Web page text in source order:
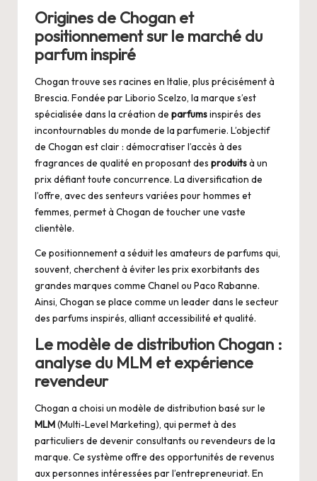
Origines de Chogan et
positionnement sur le marché du
parfum inspiré
Chogan trouve ses racines en Italie, plus précisément à
Brescia. Fondée par Liborio Scelzo, la marque s’est
spécialisée dans la création de parfumsinspirés des
incontournables du monde de la parfumerie. L’objectif
de Chogan est clair : démocratiser l’accès à des
fragrances de qualité en proposant des produitsà un
prix défiant toute concurrence. La diversification de
l’offre, avec des senteurs variées pour hommes et
femmes, permet à Chogan de toucher une vaste
clientèle.
Ce positionnement a séduit les amateurs de parfums qui,
souvent, cherchent à éviter les prix exorbitants des
grandes marques comme Chanel ou Paco Rabanne.
Ainsi, Chogan se place comme un leader dans le secteur
des parfums inspirés, alliant accessibilité et qualité.
Le modèle de distribution Chogan :
analyse du MLM et expérience
revendeur
Chogan a choisi un modèle de distribution basé sur le
MLM(Multi-Level Marketing), qui permet à des
particuliers de devenir consultants ou revendeurs de la
marque. Ce système offre des opportunités de revenus
aux personnes intéressées par l’entrepreneuriat. En